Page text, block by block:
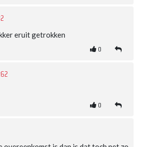
eruit getrokken
0
0